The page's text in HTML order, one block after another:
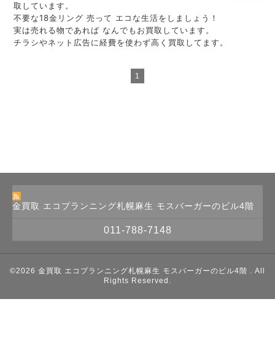
取しています。
不要な18金リング 売って エコな生活をしましょう！
実は売れる物であれば なんでもお買取しています。
チラシやネット広告に経費を使わず高く買取してます。
1
金買取 エコプランニング札幌麻生 モスバーガーのビル4階
011-788-7148
©2026 金買取 エコプランニング札幌麻生 モスバーガーのビル4階 . All
Rights Reserved.